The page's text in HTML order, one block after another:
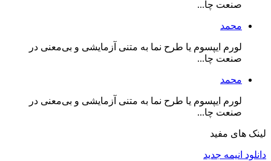
صنعت چا...
محمد
لورم ایپسوم یا طرح‌ نما به متنی آزمایشی و بی‌معنی در
صنعت چا...
محمد
لورم ایپسوم یا طرح‌ نما به متنی آزمایشی و بی‌معنی در
صنعت چا...
لینک های مفید
دانلود انیمه جدید